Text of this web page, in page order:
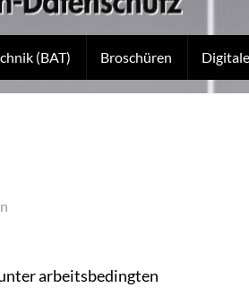
(BAT) Broschüren
arbeitsbedingten